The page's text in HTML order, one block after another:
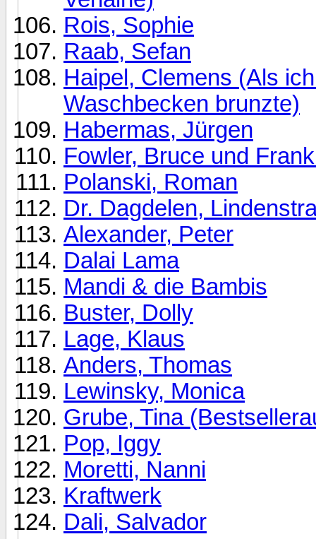
Rois, Sophie
Raab, Sefan
Haipel, Clemens (Als
Waschbecken brunzte)
Habermas, Jürgen
Fowler, Bruce und
Polanski, Roman
Dr. Dagdelen,
Alexander, Peter
Dalai Lama
Mandi & die Bambis
Buster, Dolly
Lage, Klaus
Anders, Thomas
Lewinsky, Monica
Grube, Tina
Pop, Iggy
Moretti, Nanni
Kraftwerk
Dali, Salvador